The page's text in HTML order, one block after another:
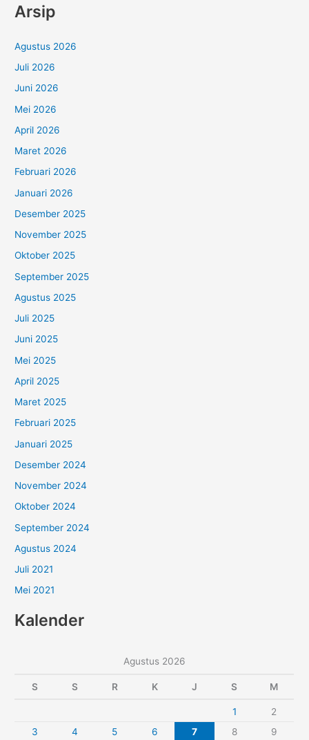
Arsip
Agustus 2026
Juli 2026
Juni 2026
Mei 2026
April 2026
Maret 2026
Februari 2026
Januari 2026
Desember 2025
November 2025
Oktober 2025
September 2025
Agustus 2025
Juli 2025
Juni 2025
Mei 2025
April 2025
Maret 2025
Februari 2025
Januari 2025
Desember 2024
November 2024
Oktober 2024
September 2024
Agustus 2024
Juli 2021
Mei 2021
Kalender
Agustus 2026
S S R K J S M
1
2
3
4 5 6 7 8 9